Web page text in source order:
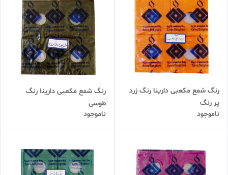
رنگ شمع مکعبی دارینا رنگ زرد
پر رنگ
ناموجود
رنگ شمع مکعبی دارینا رنگ
طوسی
ناموجود